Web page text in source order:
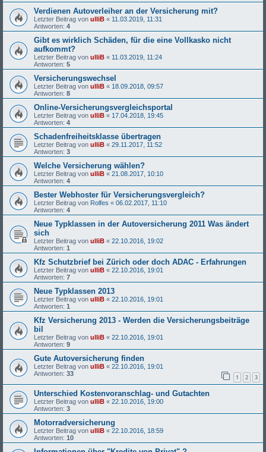
Verdienen Autoverleiher an der Versicherung mit?
Letzter Beitrag von ulliB « 11.03.2019, 11:31
Antworten: 4
Gibt es wirklich Schäden, für die eine Vollkasko nicht
aufkommt?
Letzter Beitrag von ulliB « 11.03.2019, 11:24
Antworten: 5
Versicherungswechsel
Letzter Beitrag von ulliB « 18.09.2018, 09:57
Antworten: 8
Online-Versicherungsvergleichsportal
Letzter Beitrag von ulliB « 17.04.2018, 19:45
Antworten: 4
Schadenfreiheitsklasse übertragen
Letzter Beitrag von ulliB « 29.11.2017, 11:52
Antworten: 3
Welche Versicherung wählen?
Letzter Beitrag von ulliB « 21.08.2017, 10:10
Antworten: 4
Bester Webhoster für Versicherungsvergleich?
Letzter Beitrag von Rolfes « 06.02.2017, 11:10
Antworten: 4
Neue Typklassen in der Autoversicherung 2011 Was ändert
sich
Letzter Beitrag von ulliB « 22.10.2016, 19:02
Antworten: 1
Kfz Schutzbrief bei Zürich oder doch ADAC - Erfahrungen
Letzter Beitrag von ulliB « 22.10.2016, 19:01
Antworten: 7
Neue Typklassen 2013
Letzter Beitrag von ulliB « 22.10.2016, 19:01
Antworten: 1
Kfz Versicherung 2013 - Werden die Versicherungsbeiträge
bil
Letzter Beitrag von ulliB « 22.10.2016, 19:01
Antworten: 9
Gute Autoversicherung finden
Letzter Beitrag von ulliB « 22.10.2016, 19:01
Antworten: 33 1 2 3
Unterschied Kostenvoranschlag- und Gutachten
Letzter Beitrag von ulliB « 22.10.2016, 19:00
Antworten: 3
Motorradversicherung
Letzter Beitrag von ulliB « 22.10.2016, 18:59
Antworten: 10